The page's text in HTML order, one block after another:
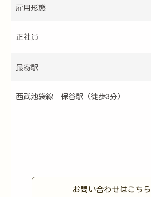
雇用形態
正社員
最寄駅
西武池袋線 保谷駅（徒歩3分）
お問い合わせはこちら